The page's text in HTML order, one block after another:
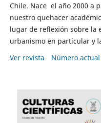
Chile. Nace el año 2000 a
nuestro quehacer
lugar de reflexión sobre la
urbanismo en particular y
Ver revista
Número actual